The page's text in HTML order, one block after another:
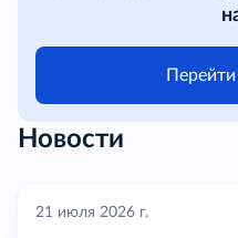
Новости
21 июля 2026 г.